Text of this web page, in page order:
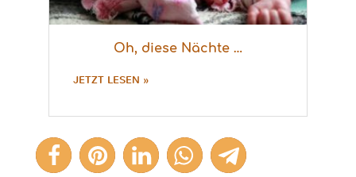
Oh, diese Nächte …
JETZT LESEN »